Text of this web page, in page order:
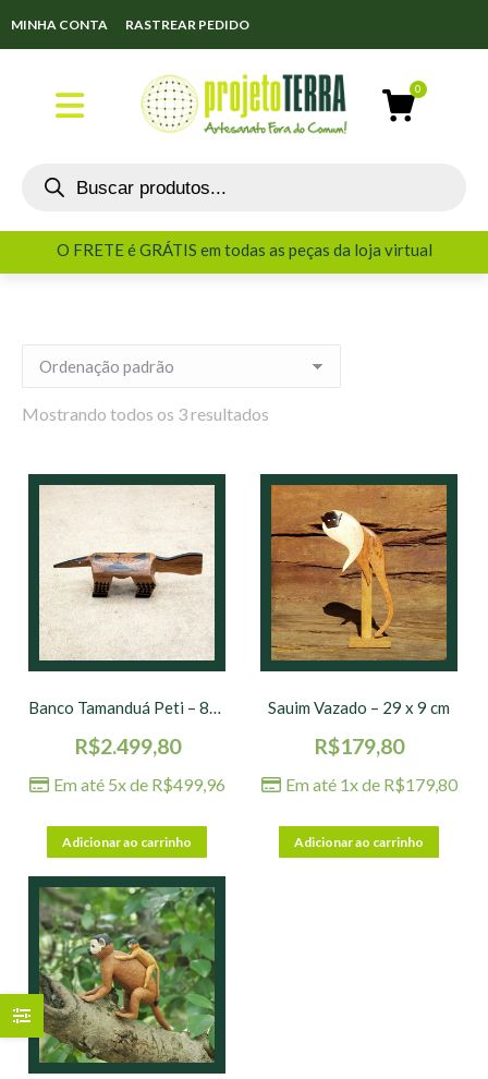
MINHA CONTA RASTREAR PEDIDO
O FRETE é GRÁTIS em todas as peças da loja virtual
O FRETE é GRÁTIS em todas as peças da loja virtual
Mostrando todos os 3 resultados
Banco Tamanduá Peti – 80 x 20 x 21 cm
R$2.499,80
Em até 5x de R$499,96
Adicionar ao carrinho
Sauim Vazado – 29 x 9 cm
R$179,80
Em até 1x de R$179,80
Adicionar ao carrinho